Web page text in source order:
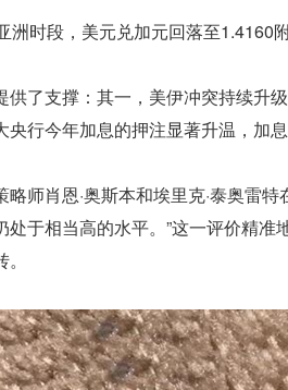
洲时段，美元兑加元回落至1.4160
供了支撑：其一，美伊冲突持续升
央行今年加息的押注显著升温，加
略师肖恩·奥斯本和埃里克·泰奥雷
处于相当高的水平。”这一评价精